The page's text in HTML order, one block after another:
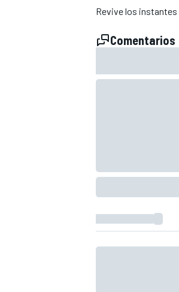
Revive los instantes
Comentarios